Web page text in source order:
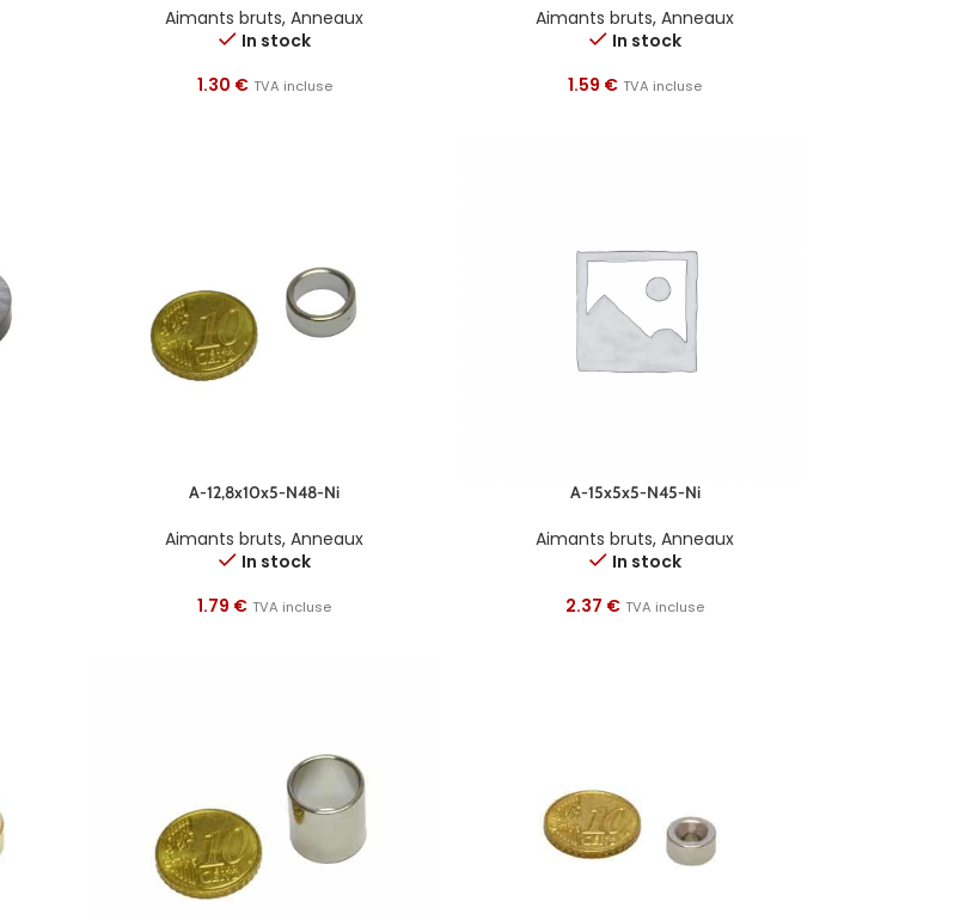
Aimants bruts,Anneaux
In stock
1.30 € TVA incluse
Aimants bruts,Anneaux
In stock
1.59 € TVA incluse
A-12,8x10x5-N48-Ni
Aimants bruts,Anneaux
In stock
1.79 € TVA incluse
A-15x5x5-N45-Ni
Aimants bruts,Anneaux
In stock
2.37 € TVA incluse